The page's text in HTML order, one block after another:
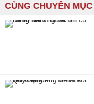
CÙNG CHUYÊN MỤC